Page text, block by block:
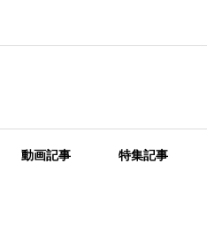
動画記事 特集記事